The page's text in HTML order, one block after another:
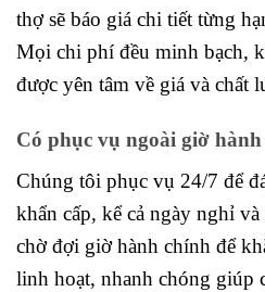
thợ sẽ báo giá chi tiết từng
Mọi chi phí đều minh bạch,
được yên tâm về giá và chất
Có phục vụ ngoài giờ
Chúng tôi phục vụ 24/7 để
khẩn cấp, kể cả ngày nghỉ
chờ đợi giờ hành chính để
linh hoạt, nhanh chóng giúp